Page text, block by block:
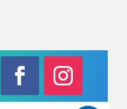
Facebook Instagram